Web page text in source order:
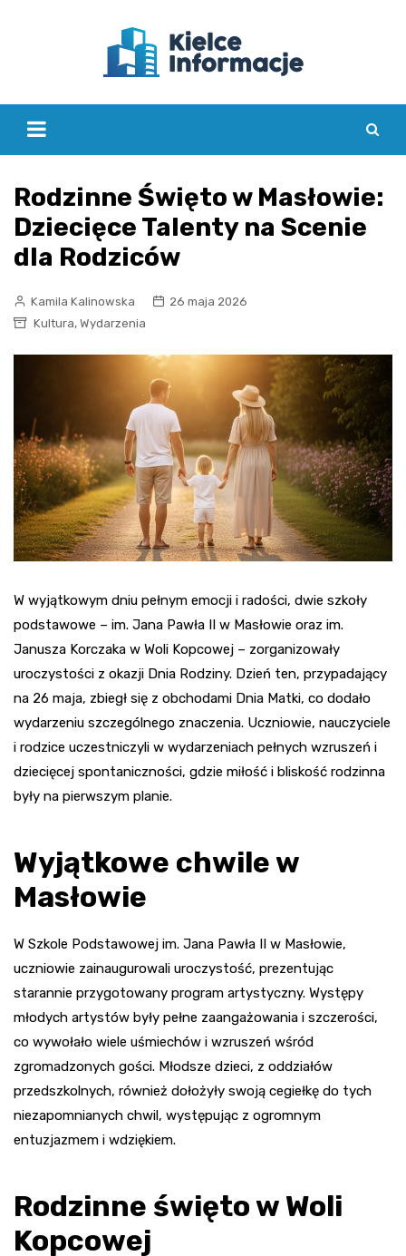
Rodzinne Święto w Masłowie:
Dziecięce Talenty na Scenie
dla Rodziców
Kamila Kalinowska
26 maja 2026
Kultura, Wydarzenia
W wyjątkowym dniu pełnym emocji i radości, dwie szkoły
podstawowe – im. Jana Pawła II w Masłowie oraz im.
Janusza Korczaka w Woli Kopcowej – zorganizowały
uroczystości z okazji Dnia Rodziny. Dzień ten, przypadający
na 26 maja, zbiegł się z obchodami Dnia Matki, co dodało
wydarzeniu szczególnego znaczenia. Uczniowie, nauczyciele
i rodzice uczestniczyli w wydarzeniach pełnych wzruszeń i
dziecięcej spontaniczności, gdzie miłość i bliskość rodzinna
były na pierwszym planie.
Wyjątkowe chwile w
Masłowie
W Szkole Podstawowej im. Jana Pawła II w Masłowie,
uczniowie zainaugurowali uroczystość, prezentując
starannie przygotowany program artystyczny. Występy
młodych artystów były pełne zaangażowania i szczerości,
co wywołało wiele uśmiechów i wzruszeń wśród
zgromadzonych gości. Młodsze dzieci, z oddziałów
przedszkolnych, również dołożyły swoją cegiełkę do tych
niezapomnianych chwil, występując z ogromnym
entuzjazmem i wdziękiem.
Rodzinne święto w Woli
Kopcowej